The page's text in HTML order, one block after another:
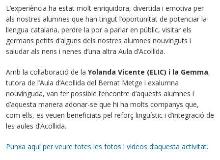
L’experiència ha estat molt enriquidora, divertida i emotiva per
als nostres alumnes que han tingut l’oportunitat de potenciar la
llengua catalana, perdre la por a parlar en públic, visitar els
germans petits d’alguns dels nostres alumnes nouvinguts i
saludar als nens i nenes d’una altra Aula d’Acollida.
Amb la col·laboració de la Yolanda Vicente (ELIC) i la Gemma,
tutora de l’Aula d’Acollida del Bernat Metge i exalumna
nouvinguda, van fer possible l’encontre d’aquests alumnes i
d’aquesta manera adonar-se que hi ha molts companys que,
com ells, es veuen beneficiats pel reforç lingüístic i d’integració de
les aules d’Acollida.
Punxa aquí per veure totes les fotos i videos d’aquesta activitat.